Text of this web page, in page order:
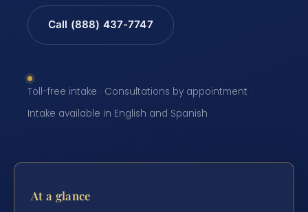
Call (888) 437-7747
Toll-free intake · Consultations by appointment ·
Intake available in English and Spanish
At a glance